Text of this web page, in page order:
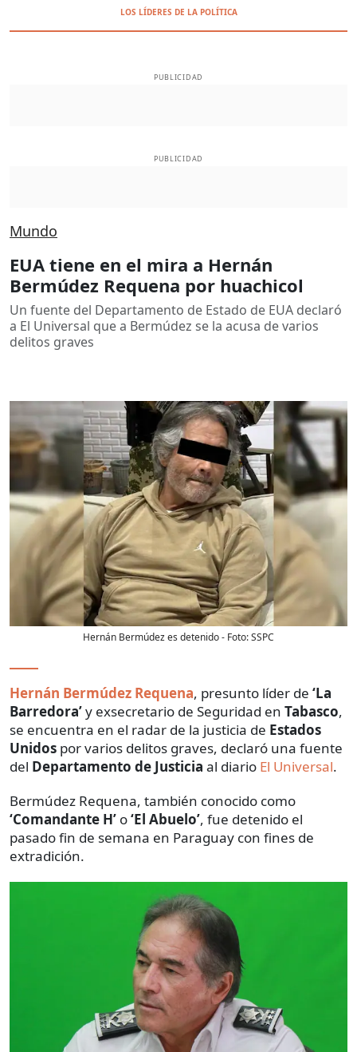
LOS LÍDERES DE LA POLÍTICA
PUBLICIDAD
PUBLICIDAD
Mundo
EUA tiene en el mira a Hernán
Bermúdez Requena por huachicol
Un fuente del Departamento de Estado de EUA declaró
a El Universal que a Bermúdez se la acusa de varios
delitos graves
Hernán Bermúdez es detenido- Foto:SSPC
Hernán Bermúdez Requena, presunto líder de ‘La
Barredora’y exsecretario de Seguridad en Tabasco,
se encuentra en el radar de la justicia de Estados
Unidos por varios delitos graves, declaró una fuente
del Departamento de Justicia al diario El Universal.
Bermúdez Requena, también conocido como
‘Comandante H’ o‘El Abuelo’, fue detenido el
pasado fin de semana en Paraguay con fines de
extradición.